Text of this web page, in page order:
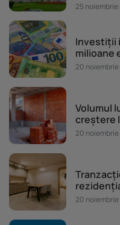
25 noiembrie
Investiții
milioane
20
Volumul
creștere
20
20